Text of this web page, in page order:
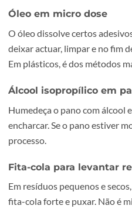
Têxtil (roupa,
Depende do adesivo:
feitos para tecido.
Tente:gelo para
cuidado; depois, lavar.
Evite solventes fortes em
uma peça valiosa, o mais
Truques que
teimosa